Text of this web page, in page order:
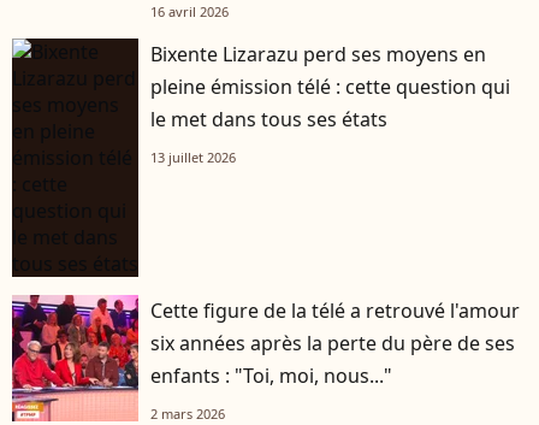
16 avril 2026
Bixente Lizarazu perd ses moyens en
pleine émission télé : cette question qui
le met dans tous ses états
13 juillet 2026
Cette figure de la télé a retrouvé l'amour
six années après la perte du père de ses
enfants : "Toi, moi, nous..."
2 mars 2026